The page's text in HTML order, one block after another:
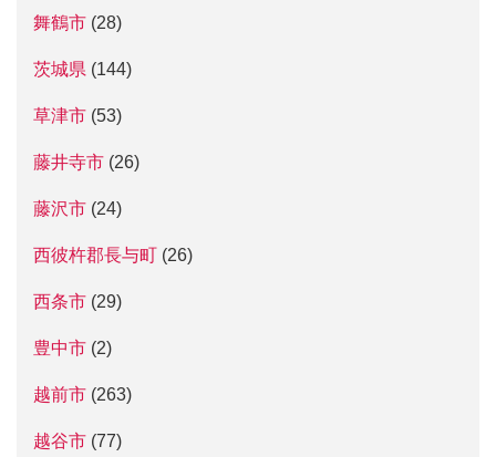
舞鶴市 (28)
茨城県 (144)
草津市 (53)
藤井寺市 (26)
藤沢市 (24)
西彼杵郡長与町 (26)
西条市 (29)
豊中市 (2)
越前市 (263)
越谷市 (77)